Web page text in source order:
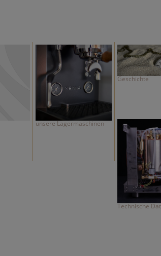
unsere Lagermaschinen
Geschichte
Technische